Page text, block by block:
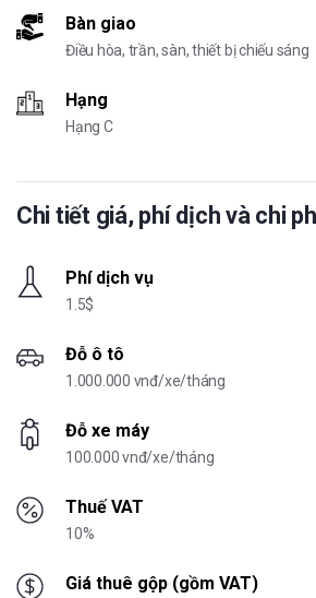
Bàn giao
Điều hòa, trần, sàn, thiết bị chiếu sáng
Hạng
Hạng C
Chi tiết giá, phí dịch và chi
Phí dịch vụ
1.5$
Đỗ ô tô
1.000.000 vnđ/xe/tháng
Đỗ xe máy
100.000 vnđ/xe/tháng
Thuế VAT
10%
Giá thuê gộp (gồm VAT)